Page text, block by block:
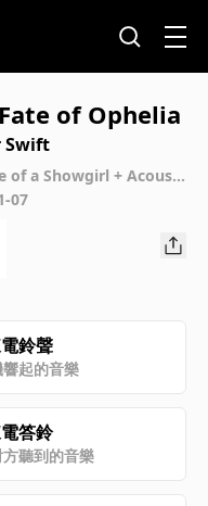
of Ophelia
Swift
of a Showgirl + Acousti
07
鈴聲
起的音樂
答鈴
聽到的音樂